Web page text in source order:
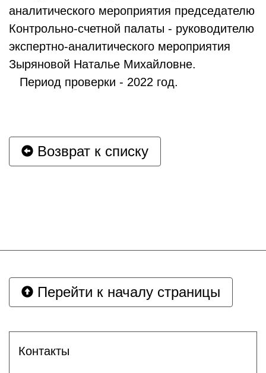
аналитического мероприятия председателю
Контрольно-счетной палаты - руководителю
экспертно-аналитического мероприятия
Зыряновой Наталье Михайловне.
Период проверки - 2022 год.
Возврат к списку
Перейти к началу страницы
Контакты